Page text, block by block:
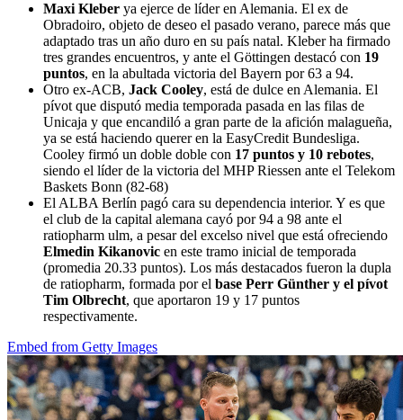
Maxi Kleber ya ejerce de líder en Alemania. El ex de
Obradoiro, objeto de deseo el pasado verano, parece más que
adaptado tras un año duro en su país natal. Kleber ha firmado
tres grandes encuentros, y ante el Göttingen destacó con 19
puntos, en la abultada victoria del Bayern por 63 a 94.
Otro ex-ACB, Jack Cooley, está de dulce en Alemania. El
pívot que disputó media temporada pasada en las filas de
Unicaja y que encandiló a gran parte de la afición malagueña,
ya se está haciendo querer en la EasyCredit Bundesliga.
Cooley firmó un doble doble con 17 puntos y 10 rebotes,
siendo el líder de la victoria del MHP Riessen ante el Telekom
Baskets Bonn (82-68)
El ALBA Berlín pagó cara su dependencia interior. Y es que
el club de la capital alemana cayó por 94 a 98 ante el
ratiopharm ulm, a pesar del excelso nivel que está ofreciendo
Elmedin Kikanovic en este tramo inicial de temporada
(promedia 20.33 puntos). Los más destacados fueron la dupla
de ratiopharm, formada por el base Perr Günther y el pívot
Tim Olbrecht, que aportaron 19 y 17 puntos
respectivamente.
Embed from Getty Images